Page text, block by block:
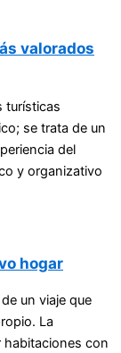
valorados
turísticas
se trata de un
del
y organizativo
hogar
un viaje que
La
habitaciones con